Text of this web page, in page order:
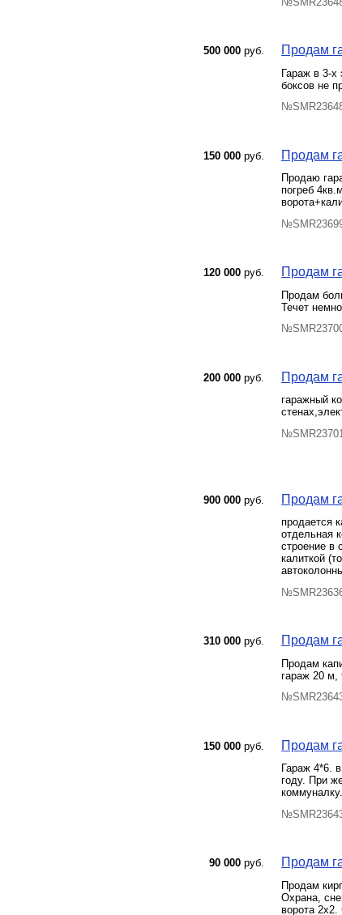
500 000 руб. Продам
Гараж в 3-
боксов не
150 000 руб. Продам
Продаю
погреб
120 000 руб. Продам
Продам
Течет
200 000 руб. Продам
гаражный
900 000 руб. Продам
продается
отдельная
строение в
калиткой
310 000 руб. Продам
Продам
гараж 20 м,
150 000 руб. Продам
Гараж 4*6.
году. При
коммуналку.
90 000 руб. Продам
Продам
Охрана,
ворота